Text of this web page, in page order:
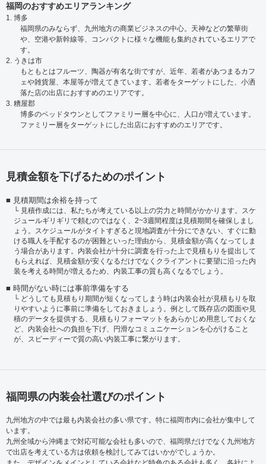
福岡のおすすめエリアランキング
1. 博多
福岡県のみならず、九州地方の商業ビジネスの中心。天神などの繁華街
や、空港や新幹線等、コンパクトに様々な機能も集約されているエリアで
す。
2. うきは市
もともとはフルーツ、陶器が有名な街ですが、近年、若者があつまるカフ
ェや雑貨屋、本屋等が増えてきています。若者をターゲットにした、小洒
落た店の出店におすすめのエリアです。
3. 糟屋郡
博多のベッドタウンとしてファミリー層を中心に、人口が増えています。
ファミリー層をターゲットにした出店におすすめのエリアです。
見積金額を下げるためのポイント
見積期間は余裕を持って
見積作成には、私たちが考えている以上の労力と時間がかかります。スケ
ジュールギリギリで頼むのではなく、2~3週間程度は見積期間を確保しまし
ょう。スケジュールがタイトすぎると現地調査が十分にできない、すぐに動
ける職人を手配するのが困難といった理由から、見積金額が高くなってしま
う場合があります。内装会社が十分に調査を行った上で見積もりを提出して
もらえれば、見積金額が安くなるだけでなくクライアントに要望に沿った内
装を考える時間が増えるため、内装工事の質も高くなるでしょう。
時間がない時には事前準備をする
どうしても見積もり期間が短くなってしまう時は内装会社が見積もりを取
りやすいように事前に準備をしておきましょう。例として既存店の図面や見
積のデータを提供する、見積もりフォーマットをあらかじめ用意しておくな
ど、内装会社への負担を下げ、円滑なコミュニケーションを心がけること
が、スピーディーで質の高い内装工事に繋がります。
福岡県の内装会社選びのポイント
九州地方の中では最も内装会社の多い県です。特に福岡市内に会社が集中して
います。
九州全域から沖縄まで対応可能な会社も多いので、福岡県だけでなく九州地方
で出店を考えている方は依頼を検討してみてはいかがでしょうか。